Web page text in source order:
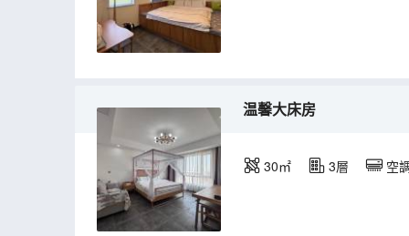
温馨大床房
30㎡ 3層 空